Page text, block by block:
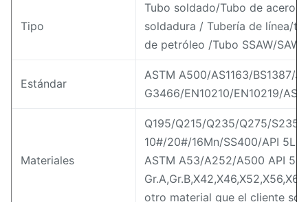
Tipo
Tubo soldado/Tubo de acero
soldadura / Tubería de línea/
de petróleo /Tubo SSAW/
Estándar
ASTM A500/AS1163/BS1387/
G3466/EN10210/EN10219/
Materiales
Q195/Q215/Q235/Q275/
10#/20#/16Mn/SS400/API 5L /
ASTM A53/A252/A500 API 5L
otro material que el cliente